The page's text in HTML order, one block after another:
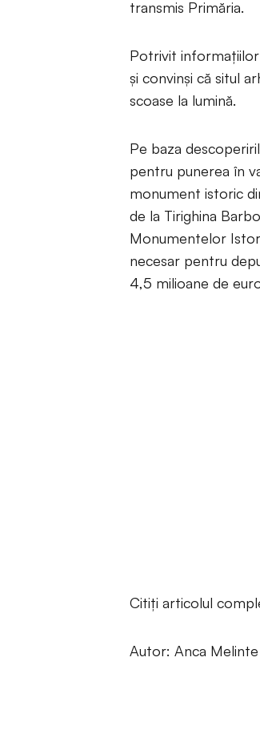
transmis Primăria.
Potrivit
şi convinşi că situl
scoase la lumină.
Pe baza
pentru punerea în
monument istoric
de la Tirighina
Monumentelor
necesar pentru
4,5 milioane de
Citiți articolul
Autor: Anca Melinte